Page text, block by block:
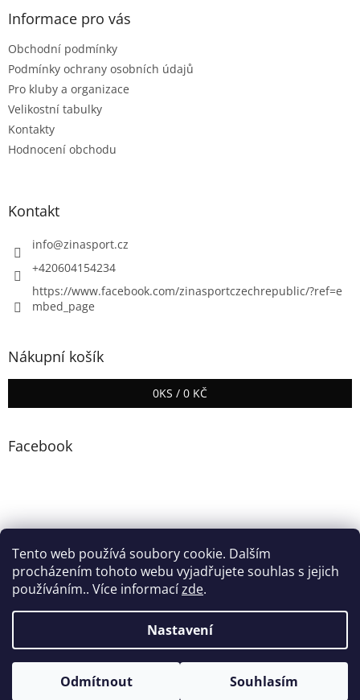
Tento web používá soubory cookie. Dalším
procházením tohoto webu vyjadřujete souhlas s jejich
používáním.. Více informacízde.
Nastavení
Odmítnout Souhlasím
Informace pro vás
Obchodní podmínky
Podmínky ochrany osobních údajů
Pro kluby a organizace
Velikostní tabulky
Kontakty
Hodnocení obchodu
Kontakt
info@zinasport.cz
+420604154234
https://www.facebook.com/zinasportczechrepublic/?ref=e
mbed_page
Nákupní košík
0KS / 0 KČ
Facebook
Copyright 2026ZINASPORT. Všechna práva vyhrazena.
Upravit nastavení cookies